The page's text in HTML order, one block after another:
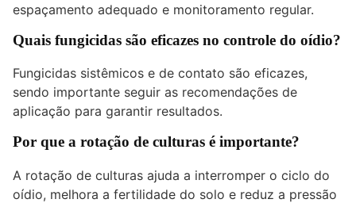
espaçamento adequado e monitoramento regular.
Quais fungicidas são eficazes no controle do oídio?
Fungicidas sistêmicos e de contato são eficazes,
sendo importante seguir as recomendações de
aplicação para garantir resultados.
Por que a rotação de culturas é importante?
A rotação de culturas ajuda a interromper o ciclo do
oídio, melhora a fertilidade do solo e reduz a pressão